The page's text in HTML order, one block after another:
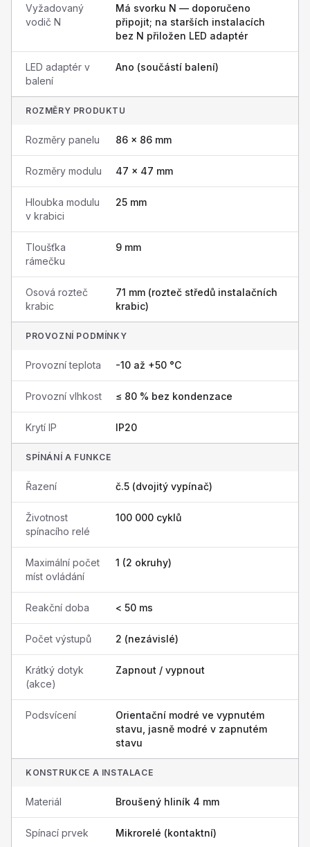
Vyžadovaný
vodič N
Má svorku N — doporučeno
připojit; na starších instalacích
bez N přiložen LED adaptér
LED adaptér v
balení
Ano (součástí balení)
ROZMĚRY PRODUKTU
Rozměry panelu 86 × 86 mm
Rozměry modulu 47 × 47 mm
Hloubka modulu
v krabici
25 mm
Tloušťka
rámečku
9 mm
Osová rozteč
krabic
71 mm (rozteč středů instalačních
krabic)
PROVOZNÍ PODMÍNKY
Provozní teplota -10 až +50 °C
Provozní vlhkost ≤ 80 % bez kondenzace
Krytí IP IP20
SPÍNÁNÍ A FUNKCE
Řazení č.5 (dvojitý vypínač)
Životnost
spínacího relé
100 000 cyklů
Maximální počet
míst ovládání
1 (2 okruhy)
Reakční doba < 50 ms
Počet výstupů 2 (nezávislé)
Krátký dotyk
(akce)
Zapnout / vypnout
Podsvícení
Orientační modré ve vypnutém
stavu, jasně modré v zapnutém
stavu
KONSTRUKCE A INSTALACE
Materiál Broušený hliník 4 mm
Spínací prvek Mikrorelé (kontaktní)